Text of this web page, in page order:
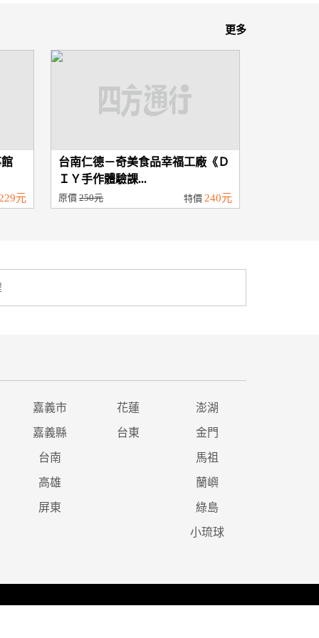
更多
元
台南仁德－奇美食品幸福工廠《Ｄ
ＩＹ手作體驗課...
原價250元 特價 240元
嘉義市 花蓮 澎湖
嘉義縣 台東 金門
台南 馬祖
高雄 蘭嶼
屏東 綠島
小琉球